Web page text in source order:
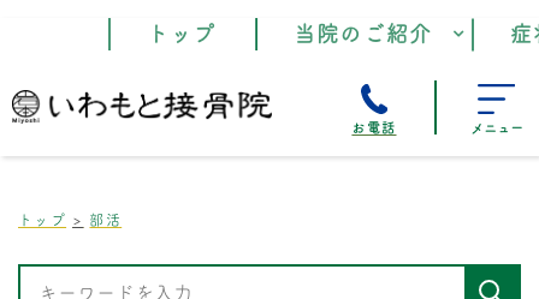
トップ 当院のご紹介
お電話 メニュー
トップ 部活